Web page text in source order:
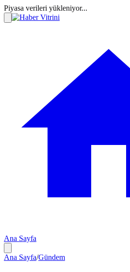
Piyasa verileri yükleniyor...
Ana Sayfa
Ana Sayfa/Gündem